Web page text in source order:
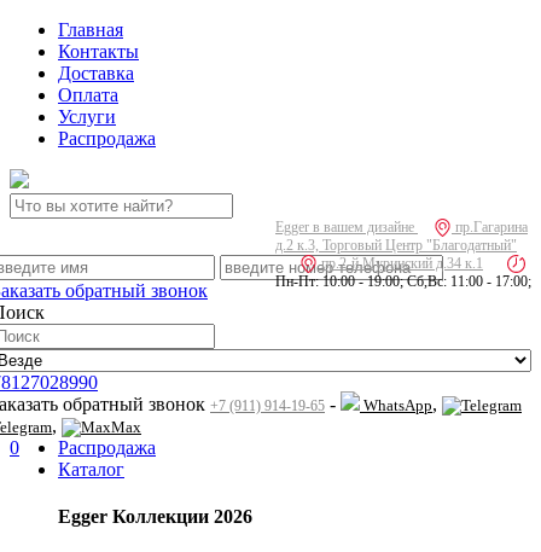
Главная
Контакты
Доставка
Оплата
Услуги
Распродажа
Egger в вашем дизайне
пр.Гагарина
д.2 к.3, Торговый Центр "Благодатный"
пр.2-й Муринский д.34 к.1
Пн-Пт: 10:00 - 19:00; Сб,Вс: 11:00 - 17:00;
обратный звонок
обратный звонок +7 (911) 914-19-65 - WhatsApp,
, Max
0
Распродажа
Каталог
Egger Коллекции 2026